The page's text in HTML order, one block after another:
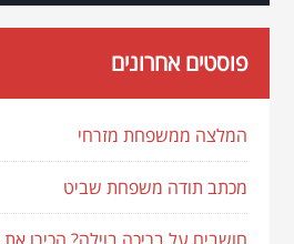
פוסטים אחרונים
המלצה ממשפחת מזרחי
מכתב תודה משפחת שביט